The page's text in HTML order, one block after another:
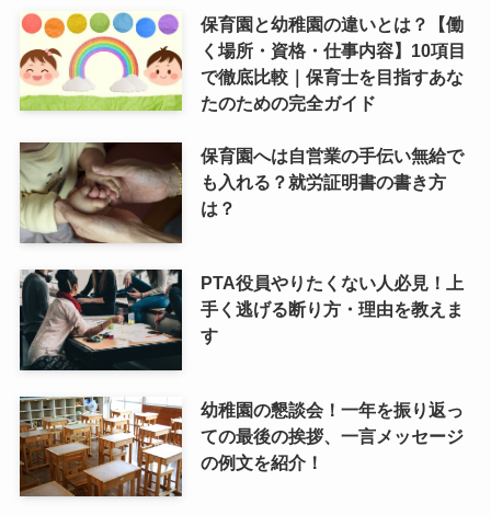
保育園と幼稚園の違いとは？【働
く場所・資格・仕事内容】10項目
で徹底比較｜保育士を目指すあな
たのための完全ガイド
保育園へは自営業の手伝い無給で
も入れる？就労証明書の書き方
は？
PTA役員やりたくない人必見！上
手く逃げる断り方・理由を教えま
す
幼稚園の懇談会！一年を振り返っ
ての最後の挨拶、一言メッセージ
の例文を紹介！